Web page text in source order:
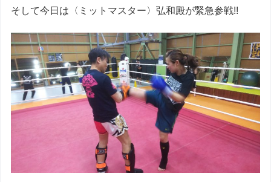
そして今日は〈ミットマスター〉弘和殿が緊急参戦!!